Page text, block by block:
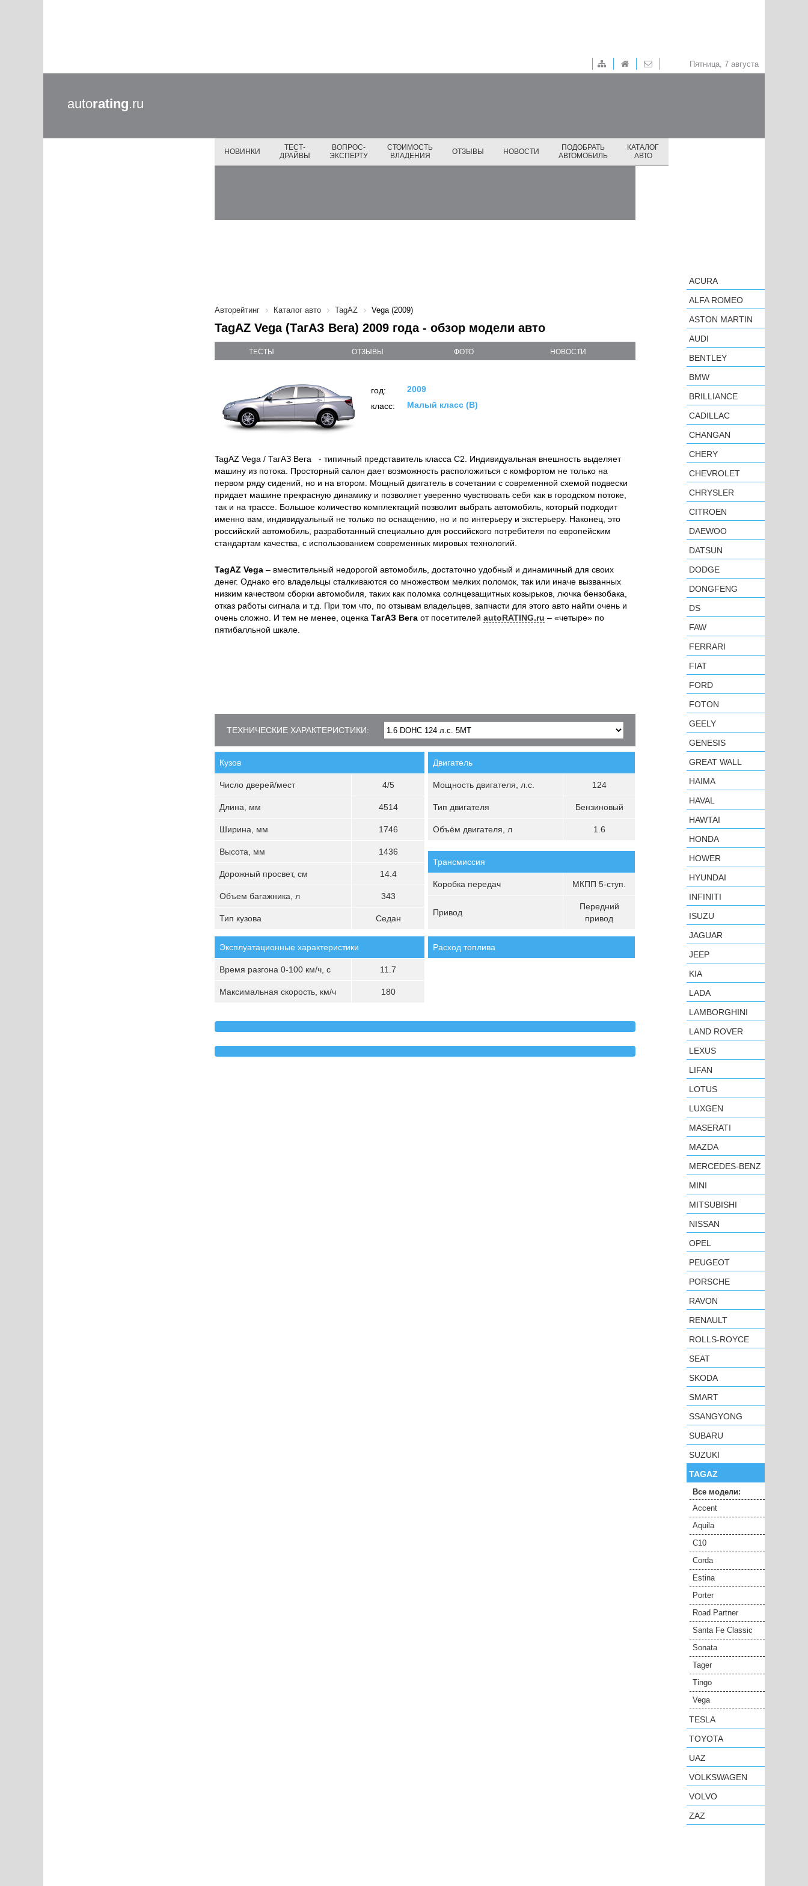
Пятница, 7 августа
autorating.ru
НОВИНКИ
ТЕСТ-
ДРАЙВЫ
ВОПРОС-
ЭКСПЕРТУ
СТОИМОСТЬ
ВЛАДЕНИЯ
ОТЗЫВЫ НОВОСТИ
ПОДОБРАТЬ
АВТОМОБИЛЬ
КАТАЛОГ
АВТО
Авторейтинг Каталог авто TagAZ Vega (2009)
TagAZ Vega (ТагАЗ Вега) 2009 года - обзор модели авто
ТЕСТЫ ОТЗЫВЫ ФОТО НОВОСТИ
год:
2009
класс:
Малый класс (B)
TagAZ Vega / ТагАЗ Вега - типичный представитель класса С2. Индивидуальная внешность выделяет
машину из потока. Просторный салон дает возможность расположиться с комфортом не только на
первом ряду сидений, но и на втором. Мощный двигатель в сочетании с современной схемой подвески
придает машине прекрасную динамику и позволяет уверенно чувствовать себя как в городском потоке,
так и на трассе. Большое количество комплектаций позволит выбрать автомобиль, который подходит
именно вам, индивидуальный не только по оснащению, но и по интерьеру и экстерьеру. Наконец, это
российский автомобиль, разработанный специально для российского потребителя по европейским
стандартам качества, с использованием современных мировых технологий.
TagAZ Vega – вместительный недорогой автомобиль, достаточно удобный и динамичный для своих
денег. Однако его владельцы сталкиваются со множеством мелких поломок, так или иначе вызванных
низким качеством сборки автомобиля, таких как поломка солнцезащитных козырьков, лючка бензобака,
отказ работы сигнала и т.д. При том что, по отзывам владельцев, запчасти для этого авто найти очень и
очень сложно. И тем не менее, оценка ТагАЗ Вега от посетителей autoRATING.ru – «четыре» по
пятибалльной шкале.
ТЕХНИЧЕСКИЕ ХАРАКТЕРИСТИКИ:
Кузов
Число дверей/мест 4/5
Длина, мм 4514
Ширина, мм 1746
Высота, мм 1436
Дорожный просвет, см 14.4
Объем багажника, л 343
Тип кузова Седан
Двигатель
Мощность двигателя, л.с. 124
Тип двигателя Бензиновый
Объём двигателя, л 1.6
Трансмиссия
Коробка передач МКПП 5-ступ.
Привод
Передний
привод
Эксплуатационные характеристики
Время разгона 0-100 км/ч, с 11.7
Максимальная скорость, км/ч 180
Расход топлива
ACURA
ALFA ROMEO
ASTON MARTIN
AUDI
BENTLEY
BMW
BRILLIANCE
CADILLAC
CHANGAN
CHERY
CHEVROLET
CHRYSLER
CITROEN
DAEWOO
DATSUN
DODGE
DONGFENG
DS
FAW
FERRARI
FIAT
FORD
FOTON
GEELY
GENESIS
GREAT WALL
HAIMA
HAVAL
HAWTAI
HONDA
HOWER
HYUNDAI
INFINITI
ISUZU
JAGUAR
JEEP
KIA
LADA
LAMBORGHINI
LAND ROVER
LEXUS
LIFAN
LOTUS
LUXGEN
MASERATI
MAZDA
MERCEDES-BENZ
MINI
MITSUBISHI
NISSAN
OPEL
PEUGEOT
PORSCHE
RAVON
RENAULT
ROLLS-ROYCE
SEAT
SKODA
SMART
SSANGYONG
SUBARU
SUZUKI
TAGAZ
Все модели:
Accent
Aquila
C10
Corda
Estina
Porter
Road Partner
Santa Fe Classic
Sonata
Tager
Tingo
Vega
TESLA
TOYOTA
UAZ
VOLKSWAGEN
VOLVO
ZAZ